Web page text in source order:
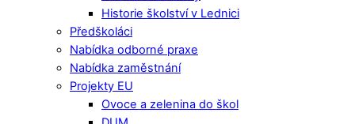
Historie školství v Lednici
Předškoláci
Nabídka odborné praxe
Nabídka zaměstnání
Projekty EU
Ovoce a zelenina do škol